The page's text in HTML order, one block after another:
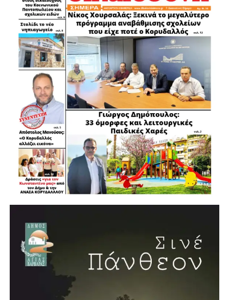
ΠΕΡΙΣΤΕΡΙΟΥ
ΒΑΣΙΛΗΣ ΜΠΕΤΣΗΣ ΑΝΤΙΔΗΜΑΡΧΟΣ ΔΗΜΟΥ
ΠΕΡΙΣΤΕΡΙΟΥ
ΓΙΑΝΝΗΣ ΚΑΛΑΝΤΩΝΗΣ ΑΝΤΙΔΗΜΑΡΧΟΣ ΔΗΜΟΥ
ΠΕΡΙΣΤΕΡΙΟΥ
ΚΑΠΝΙΑ ΑΝΝΑ ΑΝΤΙΔΗΜΑΡΧΟΣ ΑΓΙΩN ΑΝΑΡΓΥΡΩΝ
ΚΑΜΑΤΕΡΟΥ
ΠΟΥΛΑΚΗΣ ΓΙΩΡΓΟΣ ΑΝΤΙΔΗΜΑΡΧΟΣ ΑΓΙΑΣ
ΒΑΡΒΑΡΑΣ
ΜΑΥΡΟΜΑΤΑΚΗΣ ΚΥΡΙΑΚΟΣ ΑΝΤΙΔΗΜΑΡΧΟΣ ΙΛΙΟΥ
ΚΑΣΟΥΡΙΔΗΣ ΝΙΚΟΣ ΔΗΜΟΤΙΚΟΣ ΣΥΜΒΟΥΛΟΣ
ΓΙΑΚΟΥΜΗΣ ΕΥΑΓΓΕΛΟΣ ΔΗΜΟΤΙΚΟΣ ΣΥΜΒΟΥΛΟΣ
ΠΕΡΙΣΤΕΡΙΟΥ
ΑΝΑΓΝΩΣΤΟΠΟΥΛΟΣ ΘΩΜΑΣ ΔΗΜΟΤΙΚΟΣ
ΣΥΜΒΟΥΛΟΣ ΠΕΡΙΣΤΕΡΙΟΥ
ΚΑΤΣΑΝΟΥ ΔΗΜΗΤΡΑ ΔΗΜΟΤΙΚΟΣ ΣΥΜΒΟΥΛΟΣ